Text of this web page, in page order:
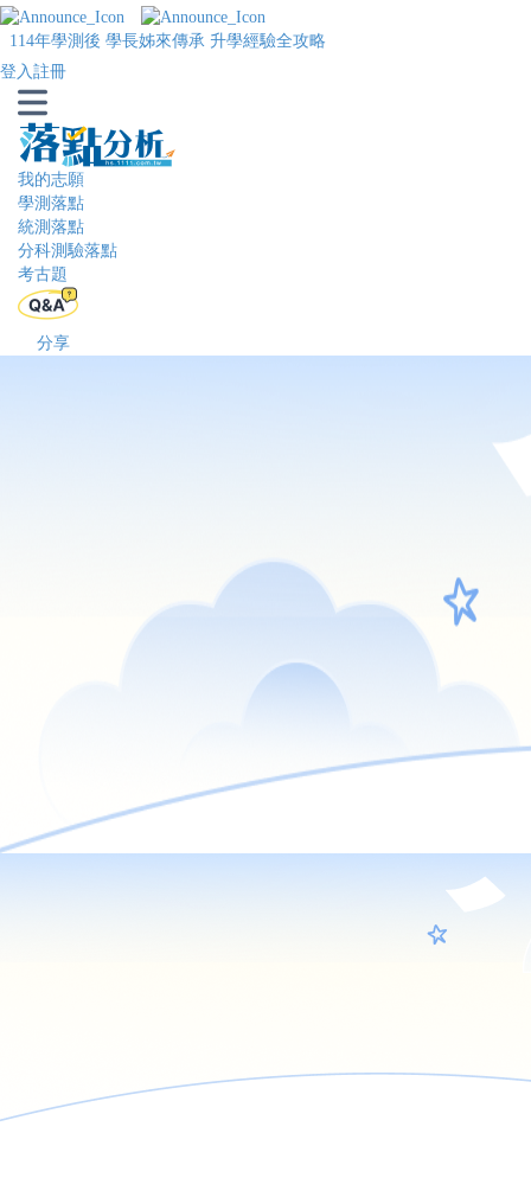
學長姊來傳承 升學經驗全攻略
登入註冊
我的志願
學測落點
統測落點
分科測驗落點
考古題
分享